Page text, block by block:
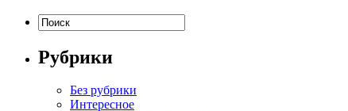
Рубрики
Без рубрики
Интересное